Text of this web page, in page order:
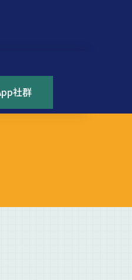
社群